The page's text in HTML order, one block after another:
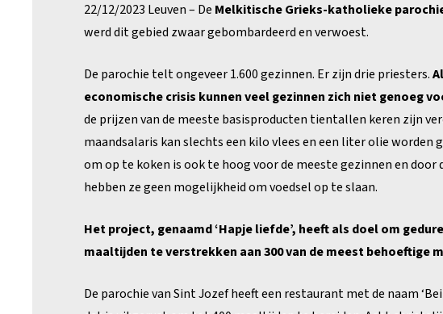
22/12/2023 Leuven – De Melkitische Grieks-katholieke
werd dit gebied zwaar gebombardeerd en verwoest.
De parochie telt ongeveer 1.600 gezinnen. Er zijn drie priesters.
economische crisis kunnen veel gezinnen zich niet genoeg
de prijzen van de meeste basisproducten tientallen keren zijn
maandsalaris kan slechts een kilo vlees en een liter olie worden
om op te koken is ook te hoog voor de meeste gezinnen en
hebben ze geen mogelijkheid om voedsel op te slaan.
Het project, genaamd ‘Hapje liefde’, heeft als doel om
maaltijden te verstrekken aan 300 van de meest behoeftige
De parochie van Sint Jozef heeft een restaurant met de naam